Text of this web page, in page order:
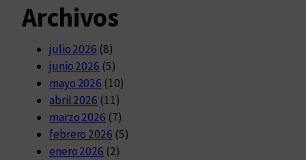
Archivos
julio 2026 (8)
junio 2026 (5)
mayo 2026 (10)
abril 2026 (11)
marzo 2026 (7)
febrero 2026 (5)
enero 2026 (2)